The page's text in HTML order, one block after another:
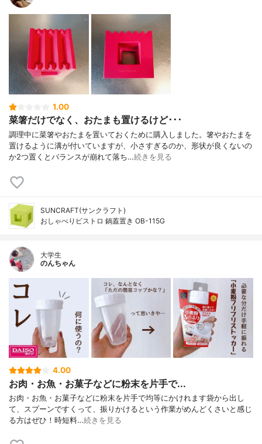
1.00
菜箸だけでなく、おたまも置けるけど･･･
調理中に菜箸やおたまを置いておくために購入しました。箸やおたまを
置けるように溝が付いていますが、小さすぎるのか、形状が良くないの
か2つ置くとバランスが崩れて落ち…続きを見る
SUNCRAFT(サンクラフト)
おしゃべりビストロ 鍋蓋置き OB-115G
大学生
のんちゃん
4.00
お肉・お魚・お菓子などに粉末を片手で...
お肉・お魚・お菓子などに粉末を片手で均等にかけれます袋から出し
て、スプーンですくって、振りかけるという作業がめんどくさいと感じ
る方はぜひ！時短料…続きを見る